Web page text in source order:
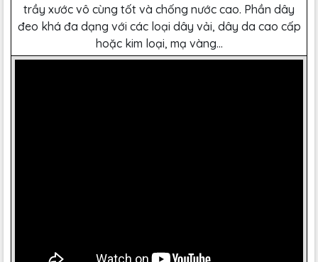
trầy xước vô cùng tốt và chống nước cao. Phần dây
đeo khá đa dạng với các loại dây vải, dây da cao cấp
hoặc kim loại, mạ vàng…